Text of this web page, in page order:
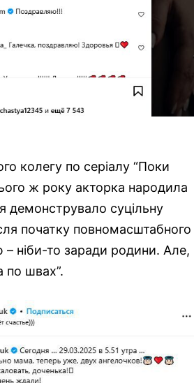
колегу по серіалу “Поки
ж року акторка народила
демонструвало суцільну
початку повномасштабного
– ніби-то заради родини. Але,
по швах”.